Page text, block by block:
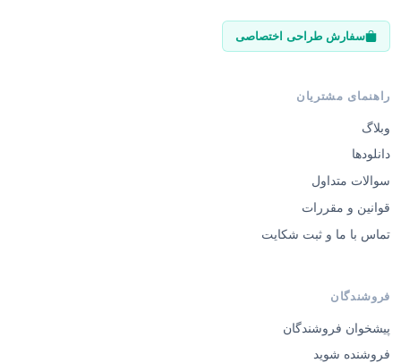
سفارش طراحی اختصاصی
راهنمای مشتریان
وبلاگ
دانلودها
سوالات متداول
قوانین و مقررات
تماس با ما و ثبت شکایت
فروشندگان
پیشخوان فروشندگان
فروشنده شوید